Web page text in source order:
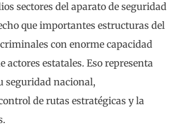
sectores del aparato de seguridad
que importantes estructuras del
con enorme capacidad
estatales. Eso representa
seguridad nacional,
de rutas estratégicas y la